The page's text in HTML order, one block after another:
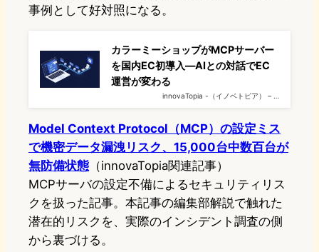
事例として好対照になる。
カラーミーショップがMCPサーバー
を国内EC初導入—AIとの対話でEC
運営が変わる
innovaTopia -（イノベトピア） – …
Model Context Protocol（MCP）の設定ミス
で機密データ漏洩リスク、15,000台中数百台が
無防備状態 （innovaTopia関連記事）
MCPサーバの設定不備によるセキュリティリス
クを扱った記事。本記事の編集部解説で触れた
潜在的リスクを、実際のインシデント調査の側
から裏づける。